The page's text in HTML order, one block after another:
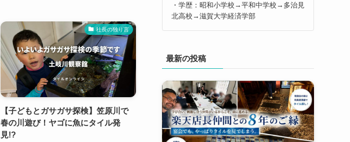
社長の独り言
【子どもとガサガサ探検】笠原川で
春の川遊び！ヤゴに魚にタイル発
見!?
・学歴：昭和小学校→平和中学校→多治見
北高校→滋賀大学経済学部
最新の投稿